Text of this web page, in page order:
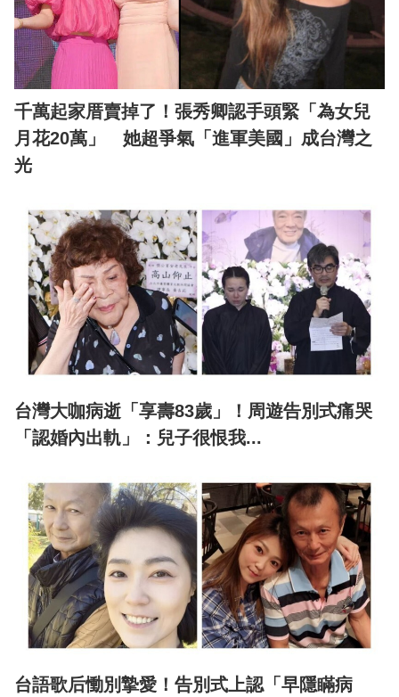
千萬起家厝賣掉了！張秀卿認手頭緊「為女兒
月花20萬」 她超爭氣「進軍美國」成台灣之
光
台灣大咖病逝「享壽83歲」！周遊告別式痛哭
「認婚內出軌」：兒子很恨我...
台語歌后慟別摯愛！告別式上認「早隱瞞病